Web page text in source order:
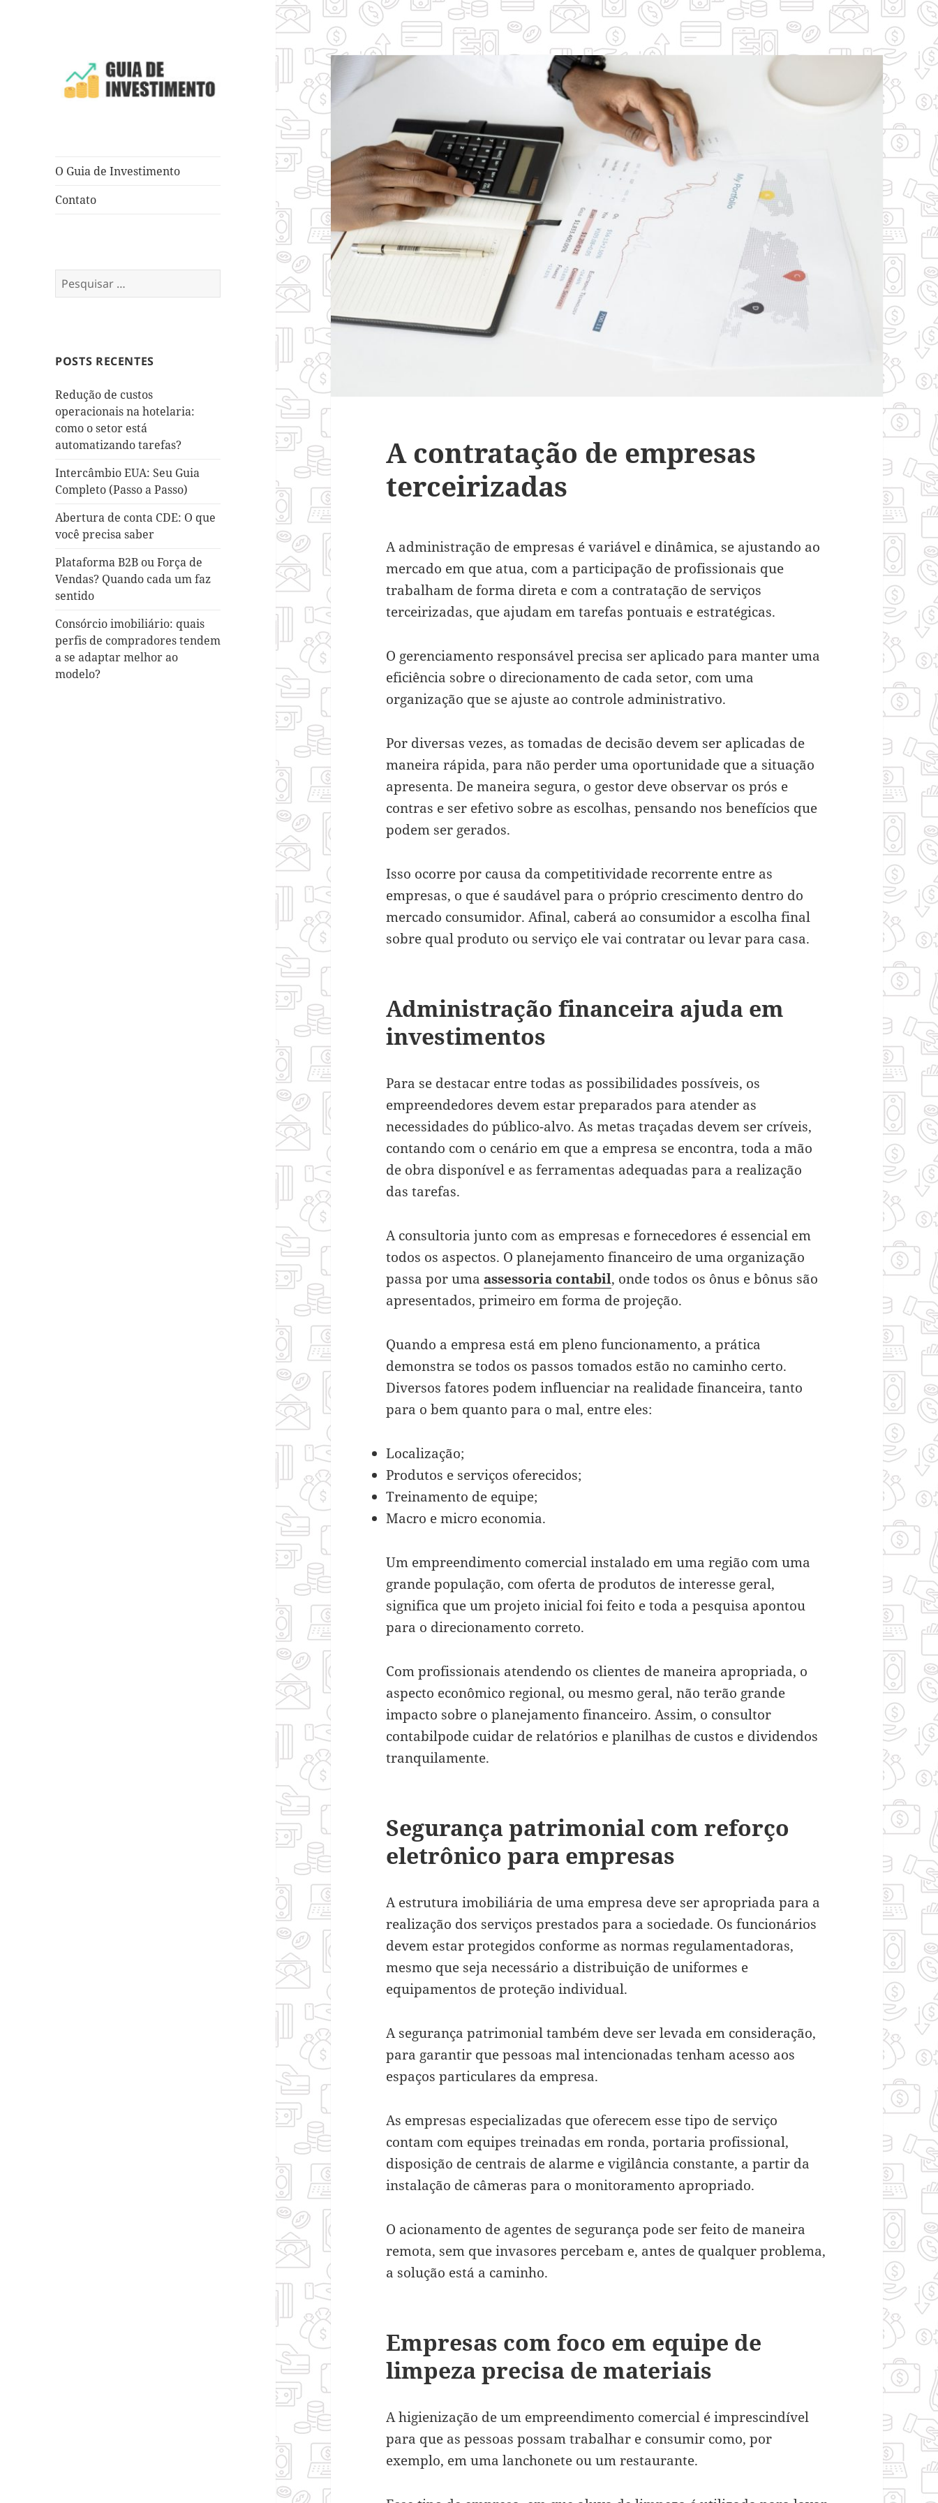
O Guia de Investimento
Contato
Pesquisar
por:
POSTS RECENTES
Redução de custos
operacionais na hotelaria:
como o setor está
automatizando tarefas?
Intercâmbio EUA: Seu Guia
Completo (Passo a Passo)
Abertura de conta CDE: O que
você precisa saber
Plataforma B2B ou Força de
Vendas? Quando cada um faz
sentido
Consórcio imobiliário: quais
perfis de compradores tendem
a se adaptar melhor ao
modelo?
A contratação de empresas
terceirizadas
A administração de empresas é variável e dinâmica, se ajustando ao
mercado em que atua, com a participação de profissionais que
trabalham de forma direta e com a contratação de serviços
terceirizadas, que ajudam em tarefas pontuais e estratégicas.
O gerenciamento responsável precisa ser aplicado para manter uma
eficiência sobre o direcionamento de cada setor, com uma
organização que se ajuste ao controle administrativo.
Por diversas vezes, as tomadas de decisão devem ser aplicadas de
maneira rápida, para não perder uma oportunidade que a situação
apresenta. De maneira segura, o gestor deve observar os prós e
contras e ser efetivo sobre as escolhas, pensando nos benefícios que
podem ser gerados.
Isso ocorre por causa da competitividade recorrente entre as
empresas, o que é saudável para o próprio crescimento dentro do
mercado consumidor. Afinal, caberá ao consumidor a escolha final
sobre qual produto ou serviço ele vai contratar ou levar para casa.
Administração financeira ajuda em
investimentos
Para se destacar entre todas as possibilidades possíveis, os
empreendedores devem estar preparados para atender as
necessidades do público-alvo. As metas traçadas devem ser críveis,
contando com o cenário em que a empresa se encontra, toda a mão
de obra disponível e as ferramentas adequadas para a realização
das tarefas.
A consultoria junto com as empresas e fornecedores é essencial em
todos os aspectos. O planejamento financeiro de uma organização
passa por uma assessoria contabil, onde todos os ônus e bônus são
apresentados, primeiro em forma de projeção.
Quando a empresa está em pleno funcionamento, a prática
demonstra se todos os passos tomados estão no caminho certo.
Diversos fatores podem influenciar na realidade financeira, tanto
para o bem quanto para o mal, entre eles:
Localização;
Produtos e serviços oferecidos;
Treinamento de equipe;
Macro e micro economia.
Um empreendimento comercial instalado em uma região com uma
grande população, com oferta de produtos de interesse geral,
significa que um projeto inicial foi feito e toda a pesquisa apontou
para o direcionamento correto.
Com profissionais atendendo os clientes de maneira apropriada, o
aspecto econômico regional, ou mesmo geral, não terão grande
impacto sobre o planejamento financeiro. Assim, o consultor
contabilpode cuidar de relatórios e planilhas de custos e dividendos
tranquilamente.
Segurança patrimonial com reforço
eletrônico para empresas
A estrutura imobiliária de uma empresa deve ser apropriada para a
realização dos serviços prestados para a sociedade. Os funcionários
devem estar protegidos conforme as normas regulamentadoras,
mesmo que seja necessário a distribuição de uniformes e
equipamentos de proteção individual.
A segurança patrimonial também deve ser levada em consideração,
para garantir que pessoas mal intencionadas tenham acesso aos
espaços particulares da empresa.
As empresas especializadas que oferecem esse tipo de serviço
contam com equipes treinadas em ronda, portaria profissional,
disposição de centrais de alarme e vigilância constante, a partir da
instalação de câmeras para o monitoramento apropriado.
O acionamento de agentes de segurança pode ser feito de maneira
remota, sem que invasores percebam e, antes de qualquer problema,
a solução está a caminho.
Empresas com foco em equipe de
limpeza precisa de materiais
A higienização de um empreendimento comercial é imprescindível
para que as pessoas possam trabalhar e consumir como, por
exemplo, em uma lanchonete ou um restaurante.